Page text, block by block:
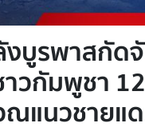
งบูรพาสกัด
วกัมพูชา
ณแนวชายแ